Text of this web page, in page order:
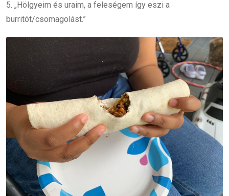
5. „Hölgyeim és uraim, a feleségem így eszi a
burritót/csomagolást.”